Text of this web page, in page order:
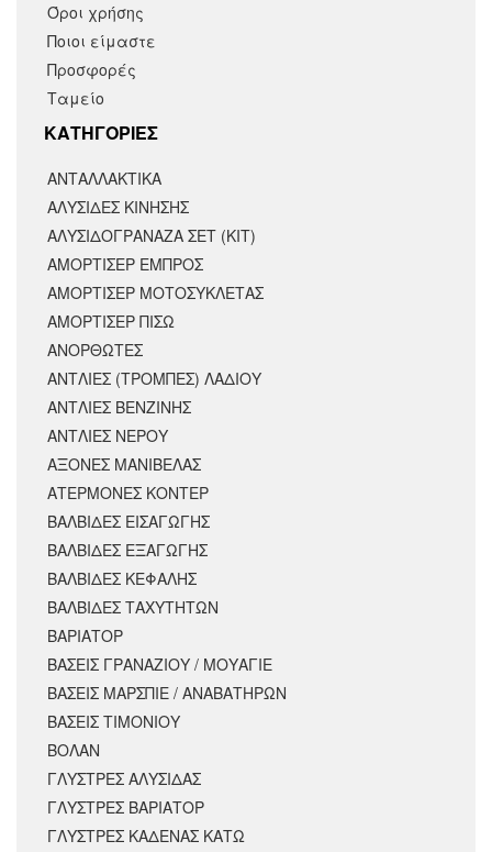
Όροι χρήσης
Ποιοι είμαστε
Προσφορές
Ταμείο
KΑΤΗΓΟΡΙΕΣ
ΑΝΤΑΛΛΑΚΤΙΚΆ
ΑΛΥΣΙΔΕΣ ΚΙΝΗΣΗΣ
ΑΛΥΣΙΔΟΓΡΑΝΑΖΑ ΣΕΤ (ΚΙΤ)
ΑΜΟΡΤΙΣΕΡ ΕΜΠΡΟΣ
ΑΜΟΡΤΙΣΈΡ ΜΟΤΟΣΥΚΛΈΤΑΣ
ΑΜΟΡΤΙΣΕΡ ΠΙΣΩ
ΑΝΟΡΘΩΤΕΣ
ΑΝΤΛΙΕΣ (ΤΡΟΜΠΕΣ) ΛΑΔΙΟΥ
ΑΝΤΛΙΕΣ ΒΕΝΖΙΝΗΣ
ΑΝΤΛΙΕΣ ΝΕΡΟΥ
ΑΞΟΝΕΣ ΜΑΝΙΒΕΛΑΣ
ΑΤΕΡΜΟΝΕΣ ΚΟΝΤΕΡ
ΒΑΛΒΙΔΕΣ ΕΙΣΑΓΩΓΗΣ
ΒΑΛΒΙΔΕΣ ΕΞΑΓΩΓΗΣ
ΒΑΛΒΙΔΕΣ ΚΕΦΑΛΗΣ
ΒΑΛΒΙΔΕΣ ΤΑΧΥΤΗΤΩΝ
ΒΑΡΙΑΤΟΡ
ΒΑΣΕΙΣ ΓΡΑΝΑΖΙΟΥ / ΜΟΥΑΓΙΕ
ΒΑΣΕΙΣ ΜΑΡΣΠΙΕ / ΑΝΑΒΑΤΗΡΩΝ
ΒΑΣΕΙΣ ΤΙΜΟΝΙΟΥ
ΒΟΛΑΝ
ΓΛΥΣΤΡΕΣ ΑΛΥΣΙΔΑΣ
ΓΛΥΣΤΡΕΣ ΒΑΡΙΑΤΟΡ
ΓΛΥΣΤΡΕΣ ΚΑΔΕΝΑΣ ΚΑΤΩ